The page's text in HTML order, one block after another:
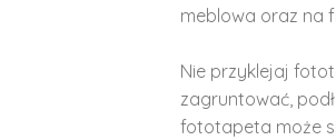
meblowa oraz na
Nie przyklejaj
zagruntować,
fototapeta może